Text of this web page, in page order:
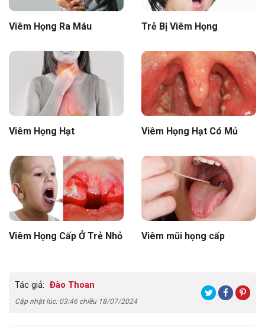
Viêm Họng Ra Máu Trẻ Bị Viêm Họng
Viêm Họng Hạt Viêm Họng Hạt Có Mủ
Viêm Họng Cấp Ở Trẻ Nhỏ Viêm mũi họng cấp
Tác giả: Đào Thoan
Cập nhật lúc: 03:46 chiều 18/07/2024